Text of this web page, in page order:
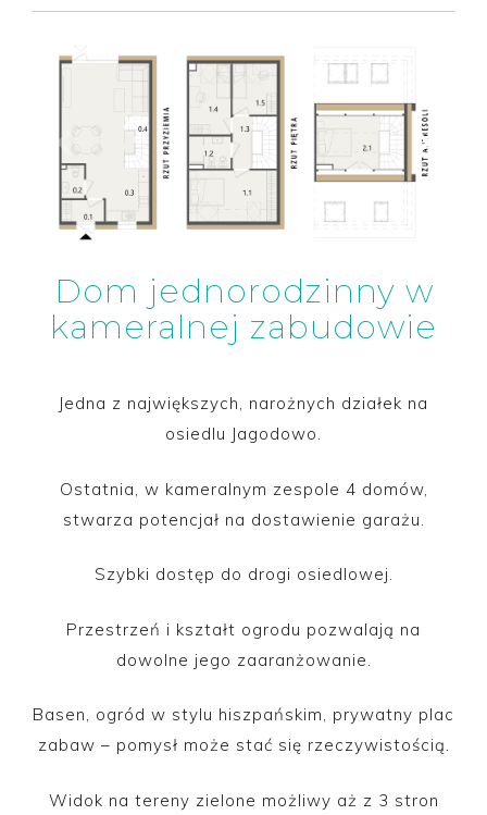
Dom jednorodzinny w
kameralnej zabudowie
Jedna z największych, narożnych działek na
osiedlu Jagodowo.
Ostatnia, w kameralnym zespole 4 domów,
stwarza potencjał na dostawienie garażu.
Szybki dostęp do drogi osiedlowej.
Przestrzeń i kształt ogrodu pozwalają na
dowolne jego zaaranżowanie.
Basen, ogród w stylu hiszpańskim, prywatny plac
zabaw – pomysł może stać się rzeczywistością.
Widok na tereny zielone możliwy aż z 3 stron